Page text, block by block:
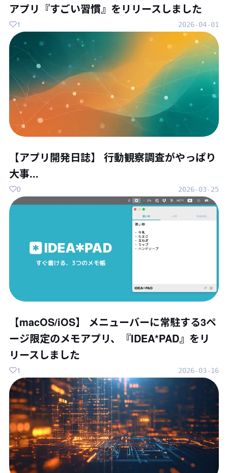
アプリ『すごい習慣』をリリースしました
2026-04-01
1
【アプリ開発日誌】 行動観察調査がやっぱり
大事...
2026-03-25
0
【macOS/iOS】 メニューバーに常駐する3ペ
ージ限定のメモアプリ、『IDEA*PAD』をリ
リースしました
2026-03-16
1